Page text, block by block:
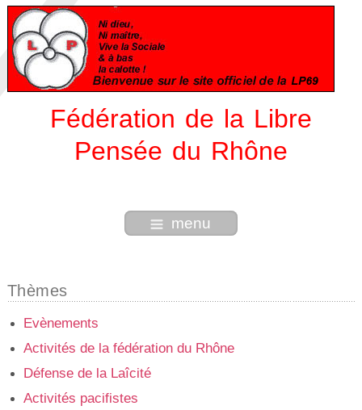
Fédération de la Libre
Pensée du Rhône
menu
Thèmes
Evènements
Activités de la fédération du Rhône
Défense de la Laîcité
Activités pacifistes